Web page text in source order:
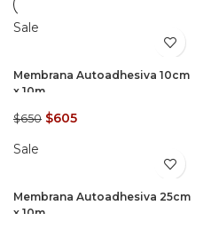
Sale
Membrana Autoadhesiva 10cm
x 10m
$650 $605
Sale
Membrana Autoadhesiva 25cm
x 10m